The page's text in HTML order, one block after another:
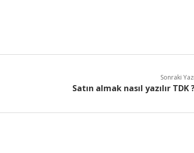
Sonraki Yazı
Satın almak nasıl yazılır TDK